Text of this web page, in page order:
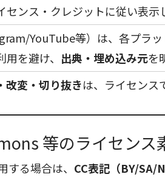
ンス・クレジットに従い表示
YouTube等）は、各プラッ
を避け、 出典・埋め込み元を
改変・切り抜きは、ライセンス
等のライセンス
する場合は、 CC表記（BY/SA/